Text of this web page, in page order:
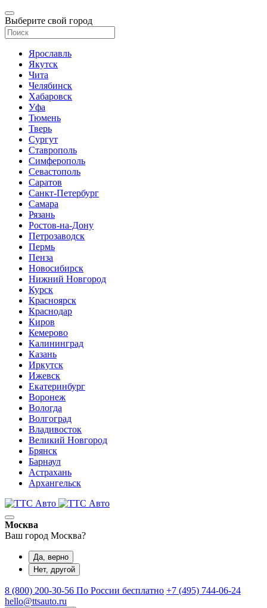
Выберите свой город
Ярославль
Якутск
Чита
Челябинск
Хабаровск
Уфа
Тюмень
Тверь
Сургут
Ставрополь
Симферополь
Севастополь
Саратов
Санкт-Петербург
Самара
Рязань
Ростов-на-Дону
Петрозаводск
Пермь
Пенза
Новосибирск
Нижний Новгород
Курск
Красноярск
Краснодар
Киров
Кемерово
Калининград
Казань
Иркутск
Ижевск
Екатеринбург
Воронеж
Вологда
Волгоград
Владивосток
Великий Новгород
Брянск
Барнаул
Астрахань
Архангельск
Москва
Ваш город Москва?
Да, верно
Нет, другой
8 (800) 200-30-56 По России бесплатно +7 (495) 744-06-24
hello@ttsauto.ru